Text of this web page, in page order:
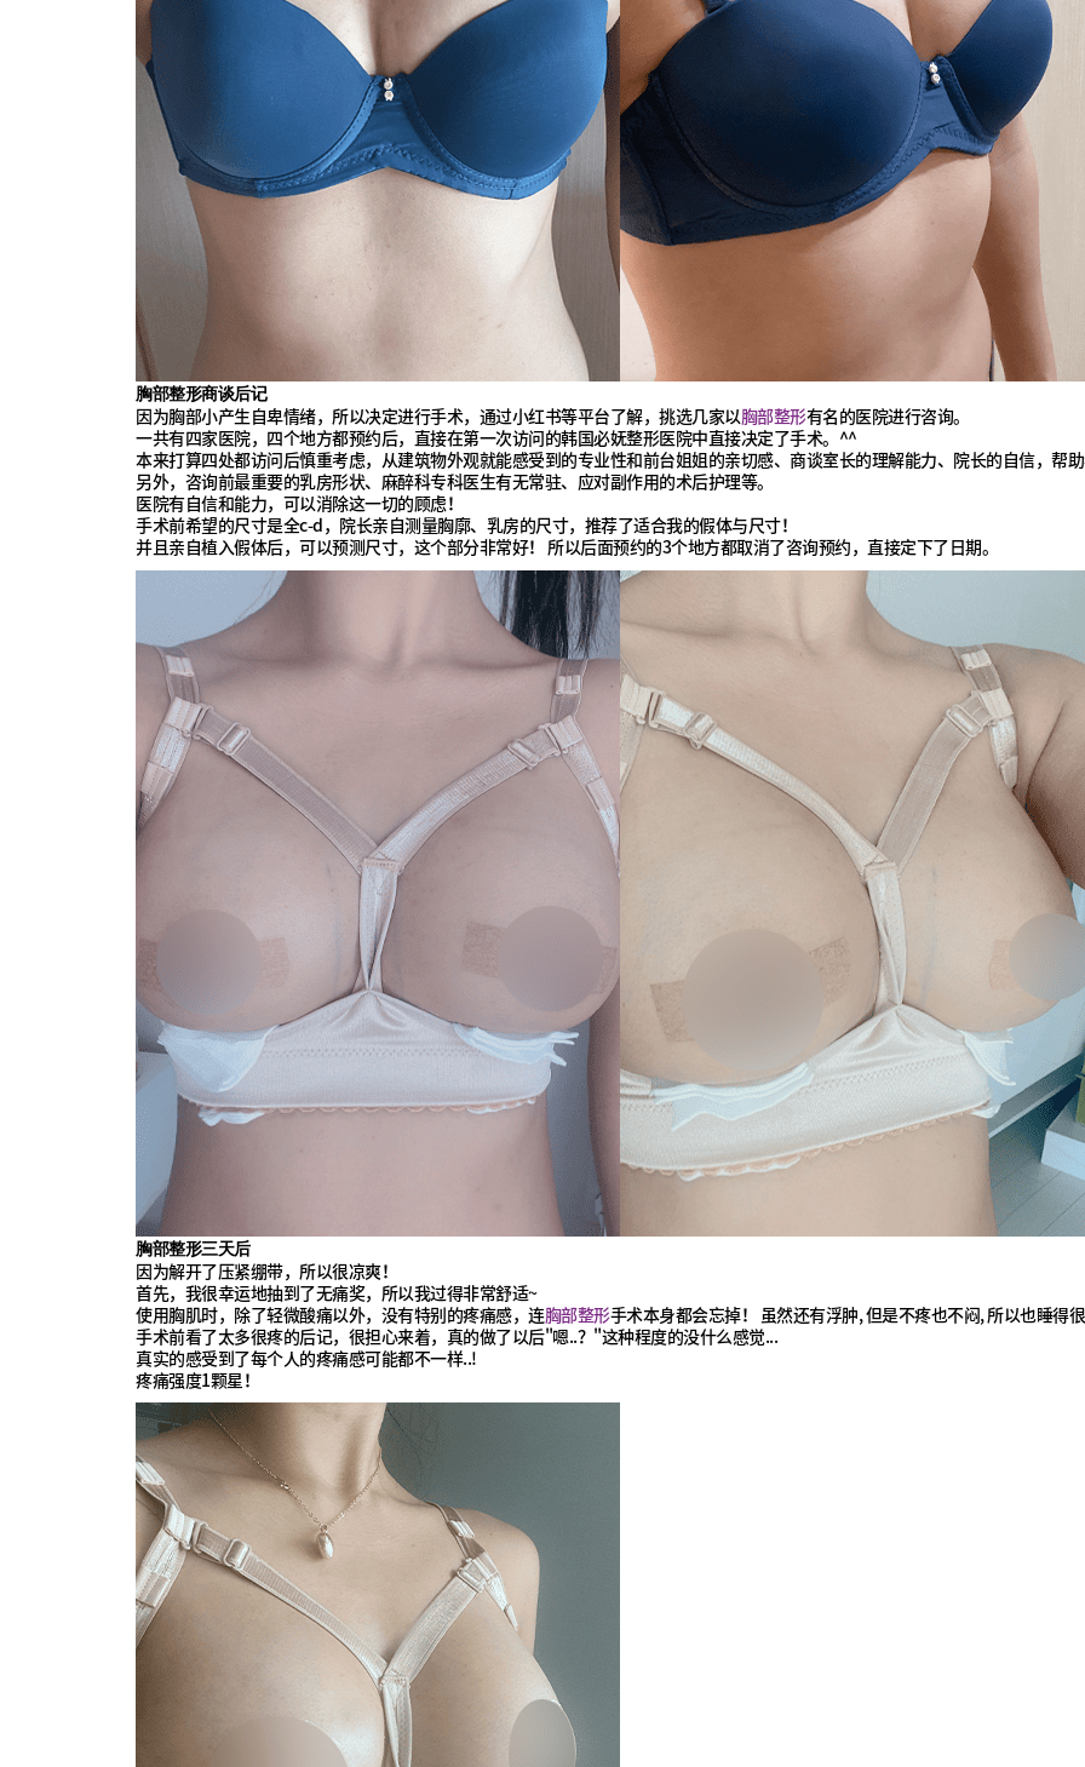
胸部整形商谈后记
因为胸部小产生自卑情绪，所以决定进行手术，通过小红书等平台了解，挑选几家以胸部整形有名的医院进行咨询。
一共有四家医院，四个地方都预约后，直接在第一次访问的韩国必妩整形医院中直接决定了手术。^^
本来打算四处都访问后慎重考虑，从建筑物外观就能感受到的专业性和前台姐姐的亲切感、商谈室长的理解能力、院长的自信，帮助
另外，咨询前最重要的乳房形状、麻醉科专科医生有无常驻、应对副作用的术后护理等。
医院有自信和能力，可以消除这一切的顾虑！
手术前希望的尺寸是全c-d，院长亲自测量胸廓、乳房的尺寸，推荐了适合我的假体与尺寸！
并且亲自植入假体后，可以预测尺寸，这个部分非常好！ 所以后面预约的3个地方都取消了咨询预约，直接定下了日期。
胸部整形三天后
因为解开了压紧绷带，所以很凉爽！
首先，我很幸运地抽到了无痛奖，所以我过得非常舒适~
使用胸肌时，除了轻微酸痛以外，没有特别的疼痛感，连胸部整形手术本身都会忘掉！ 虽然还有浮肿, 但是不疼也不闷, 所以也睡得
手术前看了太多很疼的后记，很担心来着，真的做了以后"嗯..？"这种程度的没什么感觉...
真实的感受到了每个人的疼痛感可能都不一样..!
疼痛强度1颗星！